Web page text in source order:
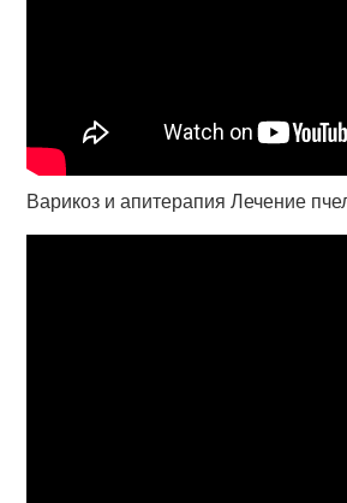
Варикоз и апитерапия Лечение